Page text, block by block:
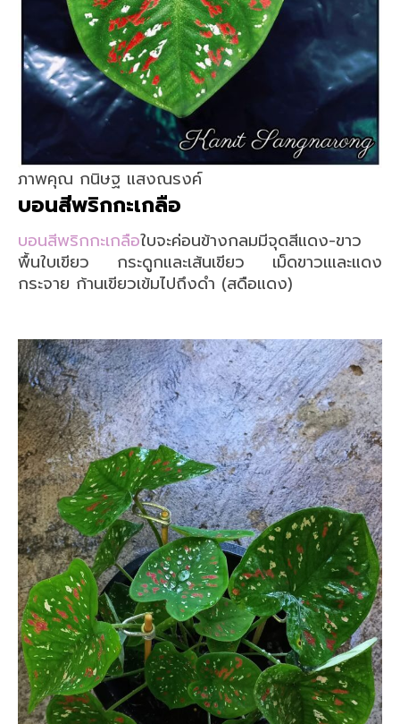
ภาพคุณ กนิษฐ แสงณรงค์
บอนสีพริกกะเกลือ
บอนสีพริกกะเกลือใบจะค่อนข้างกลมมีจุดสีแดง-ขาว
พื้นใบเขียว กระดูกและเส้นเขียว เม็ดขาวเและแดง
กระจาย ก้านเขียวเข้มไปถึงดำ (สดือแดง)